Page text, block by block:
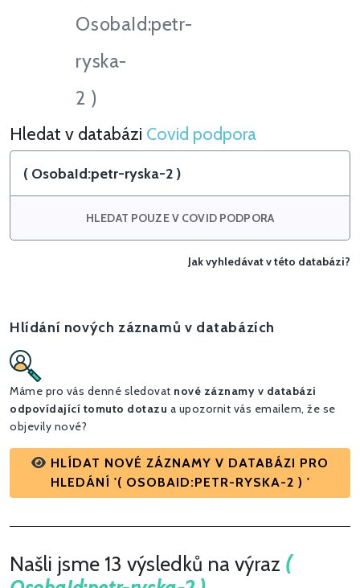
OsobaId:petr-
ryska-
2 )
Hledat v Covid podpora
Hledat v databázi Covid podpora
HLEDAT POUZE V COVID PODPORA
Jak vyhledávat v této databázi?
Hlídání nových záznamů v databázích
Máme pro vás denné sledovat nové záznamy v databázi
odpovídající tomuto dotazu a upozornit vás emailem, že se
objevily nové?
HLÍDAT NOVÉ ZÁZNAMY V DATABÁZI PRO
HLEDÁNÍ '( OSOBAID:PETR-RYSKA-2 ) '
Našli jsme 13 výsledků na výraz (